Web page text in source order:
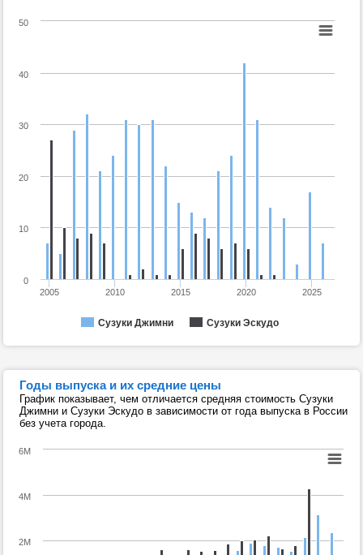
Сузуки Джимни Сузуки Эскудо
2005 2010 2015 2020 2025
0
10
20
30
40
50
Годы выпуска и их средние цены
График показывает, чем отличается средняя стоимость Сузуки
Джимни и Сузуки Эскудо в зависимости от года выпуска в России
без учета города.
2M
4M
6M